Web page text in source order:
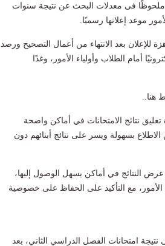
فى معدلات البحث عن نتيجة سنوات
للإعلان بعد الانتهاء من أعمال التصحيح ورصد
أمام الطلاب وأولياء الأمور، وغدًا
نتائج الامتحانات في أماكن واضحة
بسهولة ويسر على نتائج أبنائهم دون
النتائج في أماكن يسهل الوصول إليها،
الأمور، مع التأكيد على الحفاظ على خصوصية
نتيجة امتحانات الفصل الدراسي الثاني، بعد